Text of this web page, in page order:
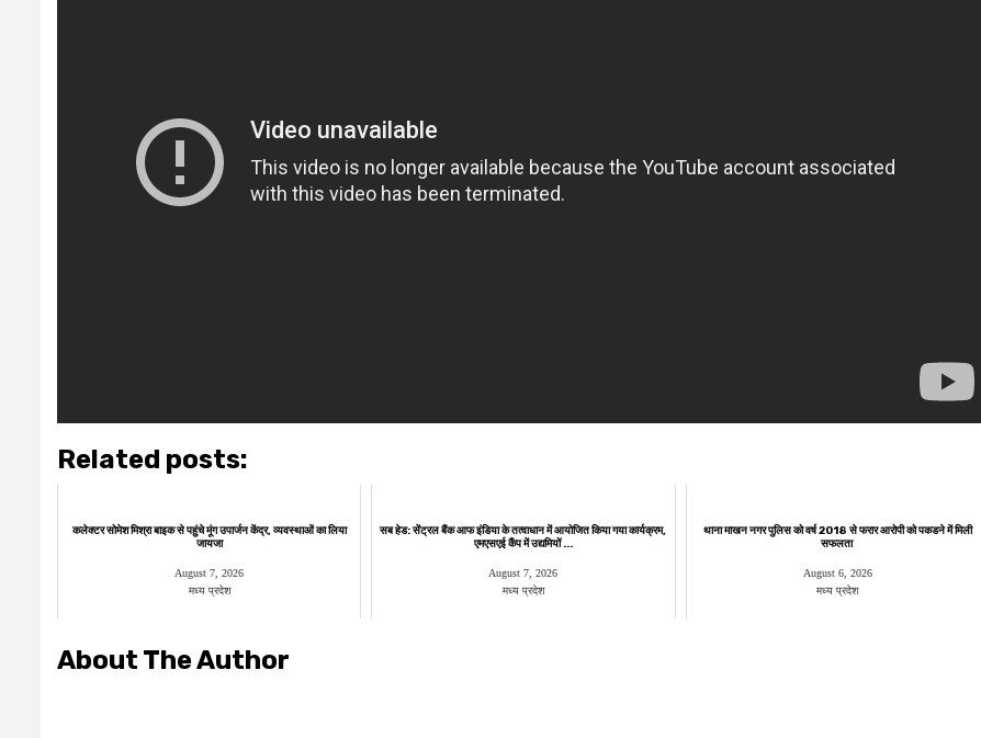
Related posts:
कलेक्टर सोमेश मिश्रा बाइक से पहुंचे मूंग उपार्जन केंद्र, व्यवस्थाओं का लिया
जायजा
August 7, 2026
मध्य प्रदेश
सब हेड: सेंट्रल बैंक आफ इंडिया के तत्वाधान में आयोजित किया गया कार्यक्रम,
एमएसएई कैंप में उद्यमियों ...
August 7, 2026
मध्य प्रदेश
थाना माखन नगर पुलिस को वर्ष 2018 से फरार आरोपी को पकडने में मिली
सफलता
August 6, 2026
मध्य प्रदेश
About The Author